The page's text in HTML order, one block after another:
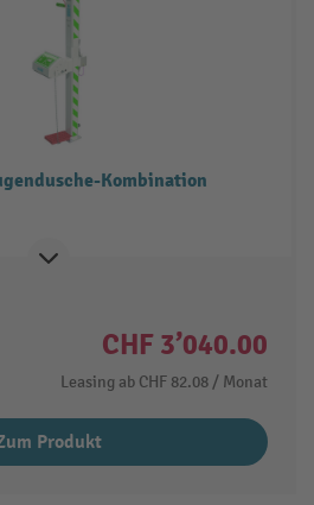
Kombination
CHF 3’040.00
Leasing ab CHF 82.08 / Monat
Produkt